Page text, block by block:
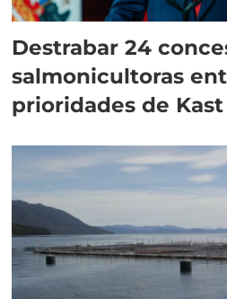
Destrabar 24
salmonicultoras
prioridades de